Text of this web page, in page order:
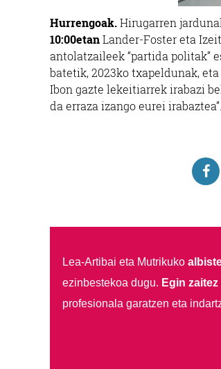
Hurrengoak.Hirugarren
10:00etanLander-Foster eta
antolatzaileek “partida politak”
batetik, 2023ko txapeldunak,
Ibon gazte lekeitiarrek irabazi
da erraza izango eurei irabaztea”.
Lea-Artibai eta Mutrikuko
ezinbestekoa dugu. Egin
profesionala garatzen eta